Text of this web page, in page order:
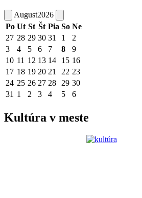
August2026
Po Ut St Št Pia So Ne
27 28 29 30 31 1
2
3
4 5 6 7 8
9
10 11 12 13 14 15 16
17 18 19 20 21 22 23
24 25 26 27 28 29 30
31 1 2 3 4 5 6
Kultúra v meste